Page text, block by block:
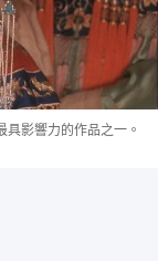
具影響力的作品之一。